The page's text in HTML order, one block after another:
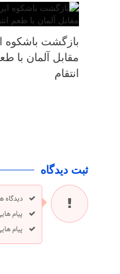
بازگشت باشکوه
مقابل آلمان با
انتقام
ثبت دیدگاه
پیام
پیام